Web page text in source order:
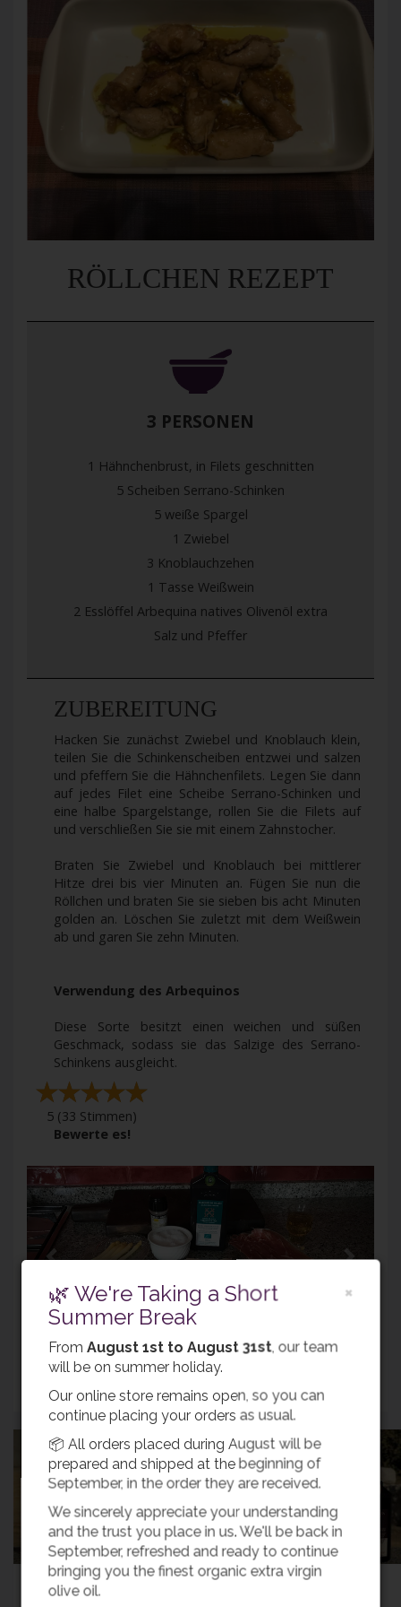
RÖLLCHEN REZEPT
3 PERSONEN
1 Hähnchenbrust, in Filets geschnitten
5 Scheiben Serrano-Schinken
5 weiße Spargel
1 Zwiebel
3 Knoblauchzehen
1 Tasse Weißwein
2 Esslöffel Arbequina natives Olivenöl extra
Salz und Pfeffer
ZUBEREITUNG
Hacken Sie zunächst Zwiebel und Knoblauch klein,
teilen Sie die Schinkenscheiben entzwei und salzen
und pfeffern Sie die Hähnchenfilets. Legen Sie dann
auf jedes Filet eine Scheibe Serrano-Schinken und
eine halbe Spargelstange, rollen Sie die Filets auf
und verschließen Sie sie mit einem Zahnstocher.
Braten Sie Zwiebel und Knoblauch bei mittlerer
Hitze drei bis vier Minuten an. Fügen Sie nun die
Röllchen und braten Sie sie sieben bis acht Minuten
golden an. Löschen Sie zuletzt mit dem Weißwein
ab und garen Sie zehn Minuten.
Verwendung des Arbequinos
Diese Sorte besitzt einen weichen und süßen
Geschmack, sodass sie das Salzige des Serrano-
Schinkens ausgleicht.
5 (33 Stimmen)
Bewerte es!
Zutaten
Previous Next
Zurück
Olivenöl kaufen
Beliebteste Rezepte
×
🌿 We're Taking a Short
Summer Break
From August 1st to August 31st, our team
will be on summer holiday.
Our online store remains open, so you can
continue placing your orders as usual.
📦 All orders placed during August will be
prepared and shipped at the beginning of
September, in the order they are received.
We sincerely appreciate your understanding
and the trust you place in us. We'll be back in
September, refreshed and ready to continue
bringing you the finest organic extra virgin
olive oil.